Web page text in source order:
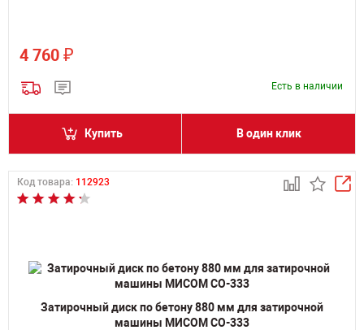
4 760 ₽
Есть в наличии
Купить В один клик
Код товара: 112923
Затирочный диск по бетону 880 мм для затирочной
машины МИСОМ СО-333